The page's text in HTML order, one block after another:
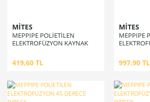
MİTES
MEPPIPE POLİETİLEN
ELEKTROFÜZYON KAYNAK
419,60 TL
MİTES
MEPPIPE
997,90 TL